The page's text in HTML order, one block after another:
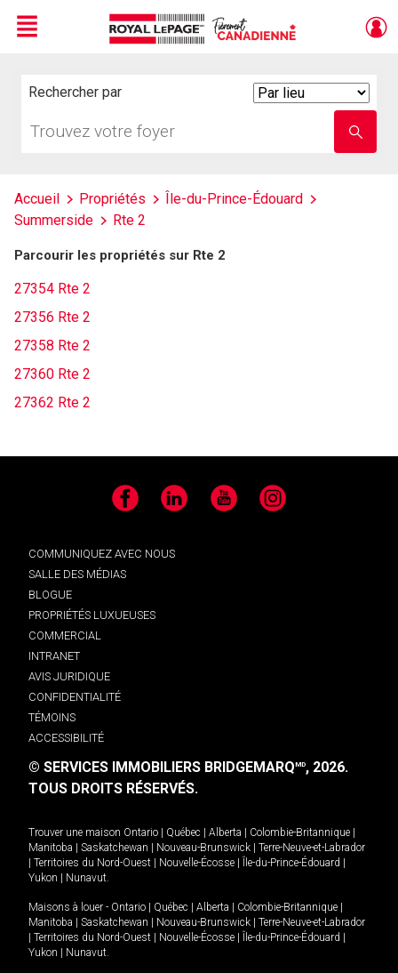
Menu
Rechercher par
votre
nom
Accueil Propriétés
Île-du-Prince-Édouard
Summerside
Rte 2
Parcourir les propriétés sur Rte 2
27354 Rte 2
27356 Rte 2
27358 Rte 2
27360 Rte 2
27362 Rte 2
Facebook LinkedIn YouTube Instagram
COMMUNIQUEZ AVEC NOUS
SALLE DES MÉDIAS
BLOGUE
PROPRIÉTÉS LUXUEUSES
COMMERCIAL
INTRANET
AVIS JURIDIQUE
CONFIDENTIALITÉ
TÉMOINS
ACCESSIBILITÉ
© SERVICES IMMOBILIERS BRIDGEMARQMD, 2026.
TOUS DROITS RÉSERVÉS.
Trouver une maison Ontario Québec Alberta Colombie-Britannique
Manitoba
Saskatchewan Nouveau-Brunswick
Terre-Neuve-et-Labrador
Territoires du Nord-Ouest Nouvelle-Écosse Île-du-Prince-Édouard
Yukon
Nunavut.
Maisons à louer - Ontario Québec Alberta Colombie-Britannique
Manitoba
Saskatchewan Nouveau-Brunswick
Terre-Neuve-et-Labrador
Territoires du Nord-Ouest Nouvelle-Écosse Île-du-Prince-Édouard
Yukon
Nunavut.